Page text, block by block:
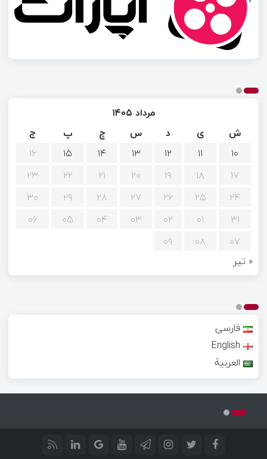
مرداد ۱۴۰۵
ش
ی د س چ پ
ج
۱۰
۱۱ ۱۲ ۱۳ ۱۴ ۱۵
۱۶
۱۷
۱۸ ۱۹ ۲۰ ۲۱ ۲۲
۲۳
۲۴
۲۵ ۲۶ ۲۷ ۲۸ ۲۹
۳۰
۳۱
۰۱ ۰۲ ۰۳ ۰۴ ۰۵
۰۶
۰۷
۰۸
۰۹
« تیر
فارسی
English
العربية